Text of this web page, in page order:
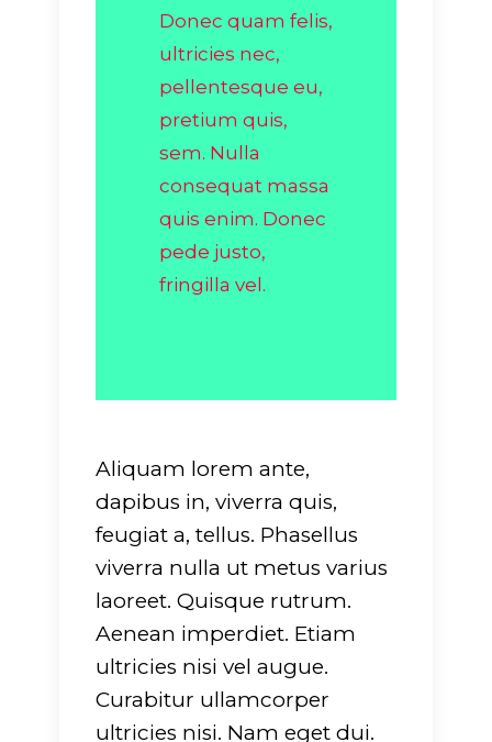
Donec quam felis,
ultricies nec,
pellentesque eu,
pretium quis,
sem. Nulla
consequat massa
quis enim. Donec
pede justo,
fringilla vel.
Aliquam lorem ante,
dapibus in, viverra quis,
feugiat a, tellus. Phasellus
viverra nulla ut metus varius
laoreet. Quisque rutrum.
Aenean imperdiet. Etiam
ultricies nisi vel augue.
Curabitur ullamcorper
ultricies nisi. Nam eget dui.